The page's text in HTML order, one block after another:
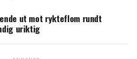
ut mot rykteflom rundt
uriktig